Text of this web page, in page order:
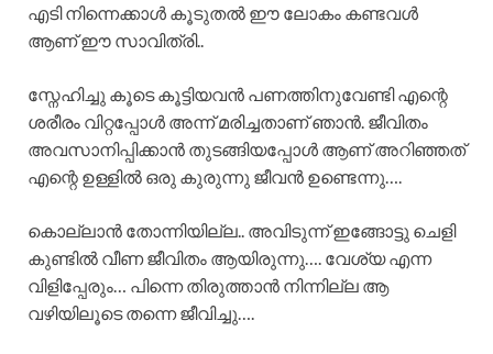
എടി നിന്നെക്കാൾ കൂടുതൽ ഈ ലോകം കണ്ടവൾ
ആണ് ഈ സാവിത്രി..
സ്നേഹിച്ചു കൂടെ കൂട്ടിയവൻ പണത്തിനുവേണ്ടി എന്റെ
ശരീരം വിറ്റപ്പോൾ അന്ന് മരിച്ചതാണ് ഞാൻ. ജീവിതം
അവസാനിപ്പിക്കാൻ തുടങ്ങിയപ്പോൾ ആണ് അറിഞ്ഞത്
എന്റെ ഉള്ളിൽ ഒരു കുരുന്നു ജീവൻ ഉണ്ടെന്നു….
കൊല്ലാൻ തോന്നിയില്ല.. അവിടുന്ന് ഇങ്ങോട്ടു ചെളി
കുണ്ടിൽ വീണ ജീവിതം ആയിരുന്നു…. വേശ്യ എന്ന
വിളിപ്പേരും… പിന്നെ തിരുത്താൻ നിന്നില്ല ആ
വഴിയിലൂടെ തന്നെ ജീവിച്ചു….